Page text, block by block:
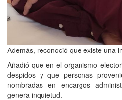
Además, reconoció que existe una
Añadió que en el organismo
despidos y que personas
nombradas en encargos
genera inquietud.